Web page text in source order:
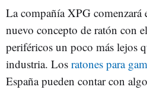
La compañía XPG
nuevo concepto de ratón con
periféricos un poco más lejos
industria. Los ratones para
España pueden contar con